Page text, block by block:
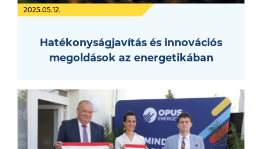
2025.05.12.
Hatékonyságjavítás és innovációs
megoldások az energetikában